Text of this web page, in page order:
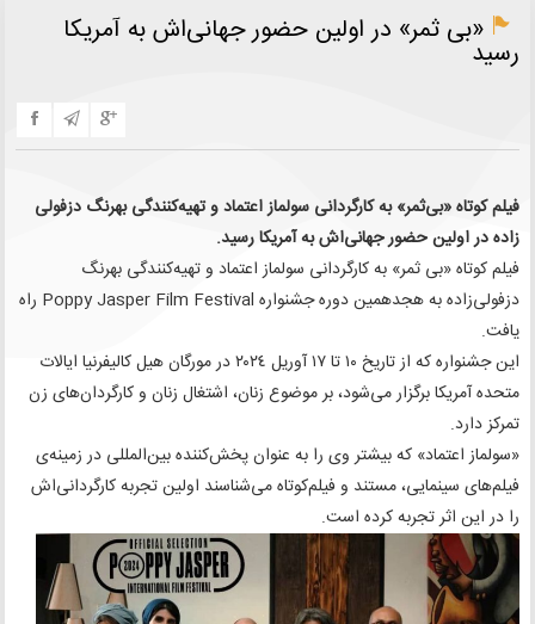
«بی‌ ثمر» در اولین حضور جهانی‌اش به آمریکا
رسید
فیلم کوتاه «بی‌ثمر» به کارگردانی سولماز اعتماد و تهیه‌کنندگی بهرنگ دزفولی‌
زاده در اولین حضور جهانی‌اش به آمریکا رسید.
فيلم كوتاه «بی‌ ثمر» به کارگردانی سولماز اعتماد و تهیه‌کنندگی بهرنگ
دزفولی‌زاده به هجدهمین دوره جشنواره Poppy Jasper Film Festival راه
يافت.
اين جشنواره که از تاريخ ١٠ تا ١٧ آوريل ٢٠٢٤ در مورگان هیل کالیفرنیا ایالات
متحده آمریکا برگزار می‌شود، بر موضوع زنان، اشتغال زنان و کارگردان‌‌های زن
تمرکز دارد.
«سولماز اعتماد» که بیشتر وی را به عنوان پخش‌کننده بین‌المللی در زمینه‌ی
فیلم‌های سینمایی، مستند و فیلم‌کوتاه می‌شناسند اولین تجربه کارگردانی‌اش
را در این اثر تجربه کرده‌ است‌.